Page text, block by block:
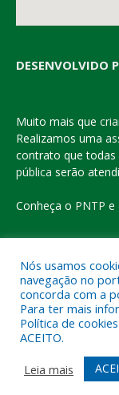
DESENVOLVIDO
Muito mais que
Realizamos uma
contrato que todas
pública serão
Conheça o PNTP e
Todos os direitos
Mapa do Site
Nós usamos
navegação no
concorda com a
Para ter mais
Política de
ACEITO.
Leia mais